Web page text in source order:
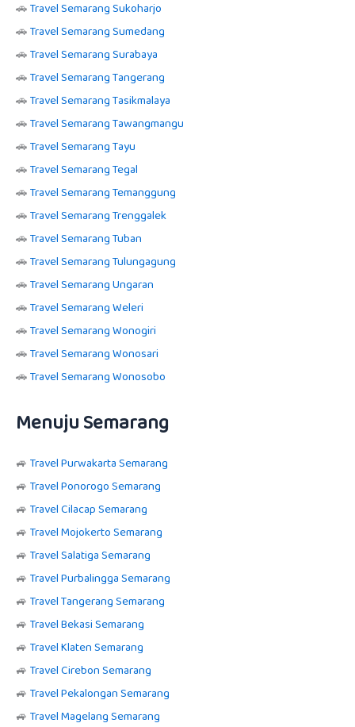
🚗Travel Semarang Sukoharjo
🚗Travel Semarang Sumedang
🚗Travel Semarang Surabaya
🚗Travel Semarang Tangerang
🚗Travel Semarang Tasikmalaya
🚗Travel Semarang Tawangmangu
🚗Travel Semarang Tayu
🚗Travel Semarang Tegal
🚗Travel Semarang Temanggung
🚗Travel Semarang Trenggalek
🚗Travel Semarang Tuban
🚗Travel Semarang Tulungagung
🚗Travel Semarang Ungaran
🚗Travel Semarang Weleri
🚗Travel Semarang Wonogiri
🚗Travel Semarang Wonosari
🚗Travel Semarang Wonosobo
Menuju Semarang
🚙 Travel Purwakarta Semarang
🚙 Travel Ponorogo Semarang
🚙 Travel Cilacap Semarang
🚙 Travel Mojokerto Semarang
🚙 Travel Salatiga Semarang
🚙 Travel Purbalingga Semarang
🚙 Travel Tangerang Semarang
🚙 Travel Bekasi Semarang
🚙 Travel Klaten Semarang
🚙 Travel Cirebon Semarang
🚙 Travel Pekalongan Semarang
🚙 Travel Magelang Semarang